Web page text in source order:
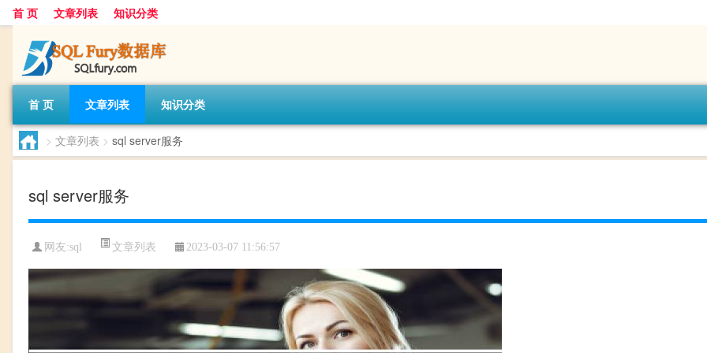
首 页 文章列表 知识分类
首 页 文章列表 知识分类
> 文章列表 > sql server服务
sql server服务
网友:sql 文章列表 2023-03-07 11:56:57